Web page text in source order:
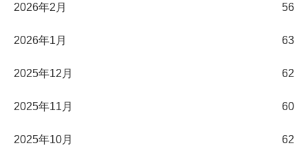
2026年2月 56
2026年1月 63
2025年12月 62
2025年11月 60
2025年10月 62